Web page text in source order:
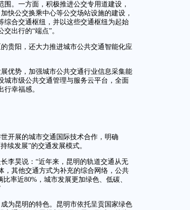
。一方面，积极推进公交专用道建设，
快公交换乘中心等公交场站设施的建设，
综合交通枢纽，并以这些交通枢纽为起始
出行的“端点”。
贵阳，还大力推进城市公共交通智能化应
优势，加强城市公共交通行业信息采集能
城市级公共交通管理与服务云平台，全面
幸福感。
开展的城市交通国际技术合作，明确
续发展”的交通发展模式。
李昊说：“近年来，昆明的轨道交通从无
，其他交通方式为补充的综合网络，公共
率近80%，城市发展更加绿色、低碳、
为昆明的特色。昆明市依托呈贡国家绿色